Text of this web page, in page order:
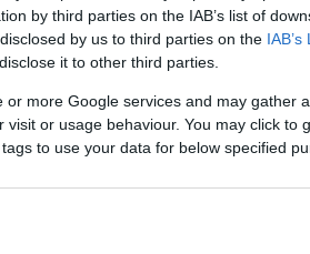
by third parties on the IAB’s list of
by us to third parties on the IAB’s
it to other third parties.
more Google services and may gather
or usage behaviour. You may click to
to use your data for below specified